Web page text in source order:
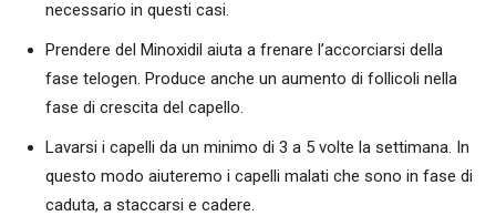
necessario in questi casi.
Prendere del Minoxidil aiuta a frenare l’accorciarsi della
fase telogen. Produce anche un aumento di follicoli nella
fase di crescita del capello.
Lavarsi i capelli da un minimo di 3 a 5 volte la settimana. In
questo modo aiuteremo i capelli malati che sono in fase di
caduta, a staccarsi e cadere.